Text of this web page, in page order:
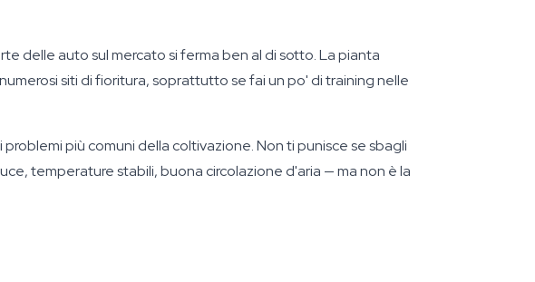
delle auto sul mercato si ferma ben al di sotto. La pianta
siti di fioritura, soprattutto se fai un po' di training nelle
più comuni della coltivazione. Non ti punisce se sbagli
temperature stabili, buona circolazione d'aria — ma non è la